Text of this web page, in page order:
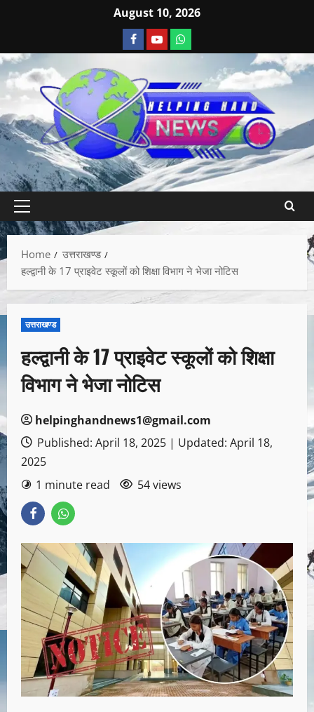
August 10, 2026
Home
उत्तराखण्ड
हल्द्वानी के 17 प्राइवेट स्कूलों को शिक्षा विभाग ने भेजा नोटिस
उत्तराखण्ड
हल्द्वानी के 17 प्राइवेट स्कूलों को शिक्षा
विभाग ने भेजा नोटिस
helpinghandnews1@gmail.com
Published: April 18, 2025 | Updated: April 18,
2025
1 minute read
54 views